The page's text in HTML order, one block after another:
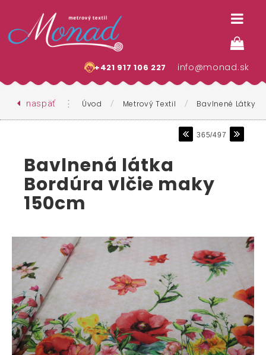
+421 917 106 227 info@monad.sk
naspäť ⋮ Úvod / Metrový Textil / Bavlnené Látky
365/497
Bavlnená látka
Bordúra vlčie maky
150cm